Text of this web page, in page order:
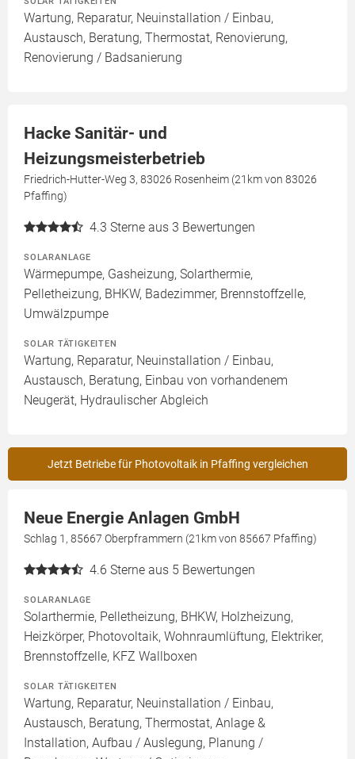
Wartung, Reparatur, Neuinstallation / Einbau,
Austausch, Beratung, Thermostat, Renovierung,
Renovierung / Badsanierung
Hacke Sanitär- und
Heizungsmeisterbetrieb
Friedrich-Hutter-Weg 3, 83026 Rosenheim (21km von 83026
Pfaffing)
4.3 Sterne aus 3 Bewertungen
SOLARANLAGE
Wärmepumpe, Gasheizung, Solarthermie,
Pelletheizung, BHKW, Badezimmer, Brennstoffzelle,
Umwälzpumpe
SOLAR TÄTIGKEITEN
Wartung, Reparatur, Neuinstallation / Einbau,
Austausch, Beratung, Einbau von vorhandenem
Neugerät, Hydraulischer Abgleich
Jetzt Betriebe für Photovoltaik in Pfaffing vergleichen
Neue Energie Anlagen GmbH
Schlag 1, 85667 Oberpframmern (21km von 85667 Pfaffing)
4.6 Sterne aus 5 Bewertungen
SOLARANLAGE
Solarthermie, Pelletheizung, BHKW, Holzheizung,
Heizkörper, Photovoltaik, Wohnraumlüftung, Elektriker,
Brennstoffzelle, KFZ Wallboxen
SOLAR TÄTIGKEITEN
Wartung, Reparatur, Neuinstallation / Einbau,
Austausch, Beratung, Thermostat, Anlage &
Installation, Aufbau / Auslegung, Planung /